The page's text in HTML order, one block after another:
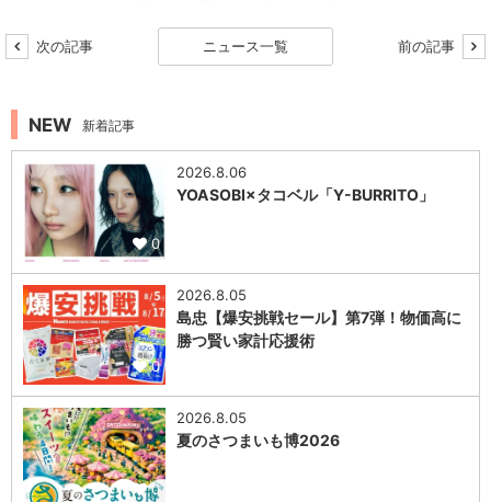
次の記事 ニュース一覧 前の記事
NEW 新着記事
0
2026.8.06
YOASOBI×タコベル「Y-BURRITO」
0
2026.8.05
島忠【爆安挑戦セール】第7弾！物価高に
勝つ賢い家計応援術
0
2026.8.05
夏のさつまいも博2026